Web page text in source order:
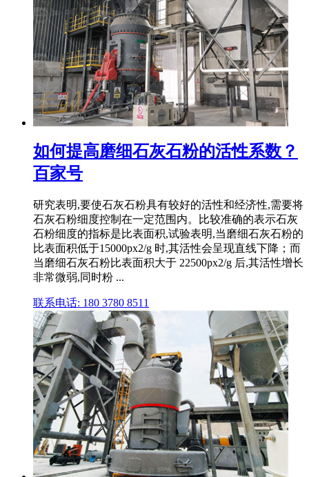
如何提高磨细石灰石粉的活性系数？
百家号
研究表明,要使石灰石粉具有较好的活性和经济性,需要将
石灰石粉细度控制在一定范围内。比较准确的表示石灰
石粉细度的指标是比表面积,试验表明,当磨细石灰石粉的
比表面积低于15000px2/g 时,其活性会呈现直线下降；而
当磨细石灰石粉比表面积大于 22500px2/g 后,其活性增长
非常微弱,同时粉 ...
联系电话: 180 3780 8511